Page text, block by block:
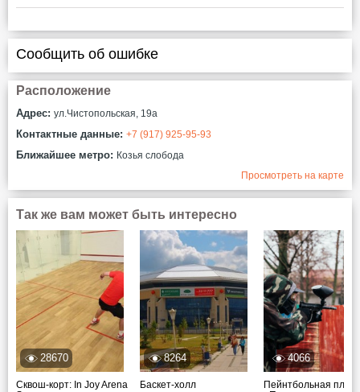
Сообщить об ошибке
Расположение
Адрес: ул.Чистопольская, 19а
Контактные данные: +7 (917) 925-95-93
Ближайшее метро: Козья слобода
Просмотреть на карте
Так же вам может быть интересно
28670
Сквош-корт: In Joy Arena
8264
Баскет-холл
4066
Пейнтбольная